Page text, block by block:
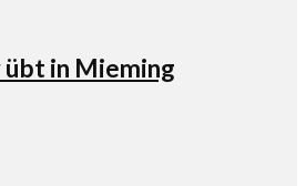
übt in Mieming